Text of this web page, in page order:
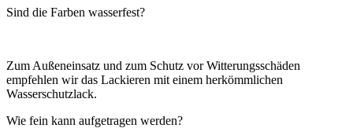
Sind die Farben wasserfest?
Zum Außeneinsatz und zum Schutz vor Witterungsschäden
empfehlen wir das Lackieren mit einem herkömmlichen
Wasserschutzlack.
Wie fein kann aufgetragen werden?